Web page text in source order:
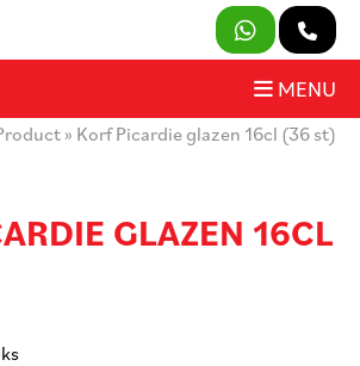
SLUITEN
ONS
MENU
» Korf Picardie glazen 16cl (36 st)
GLAZEN 16CL